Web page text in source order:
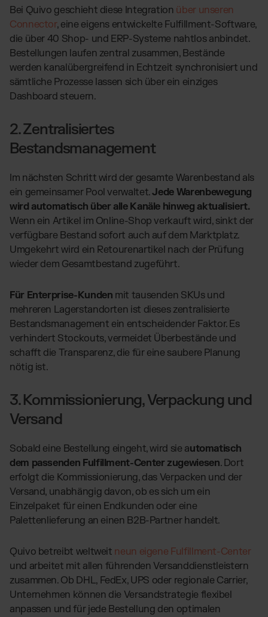
Bei Quivo geschieht diese Integration über unseren
Connector, eine eigens entwickelte Fulfillment-Software,
die über 40 Shop- und ERP-Systeme nahtlos anbindet.
Bestellungen laufen zentral zusammen, Bestände
werden kanalübergreifend in Echtzeit synchronisiert und
sämtliche Prozesse lassen sich über ein einziges
Dashboard steuern.
2. Zentralisiertes
Bestandsmanagement
Im nächsten Schritt wird der gesamte Warenbestand als
ein gemeinsamer Pool verwaltet.Jede Warenbewegung
wird automatisch über alle Kanäle hinweg aktualisiert.
Wenn ein Artikel im Online-Shop verkauft wird, sinkt der
verfügbare Bestand sofort auch auf dem Marktplatz.
Umgekehrt wird ein Retourenartikel nach der Prüfung
wieder dem Gesamtbestand zugeführt.
Für Enterprise-Kunden mit tausenden SKUs und
mehreren Lagerstandorten ist dieses zentralisierte
Bestandsmanagement ein entscheidender Faktor. Es
verhindert Stockouts, vermeidet Überbestände und
schafft die Transparenz, die für eine saubere Planung
nötig ist.
3. Kommissionierung, Verpackung und
Versand
Sobald eine Bestellung eingeht, wird sie automatisch
dem passenden Fulfillment-Center zugewiesen. Dort
erfolgt die Kommissionierung, das Verpacken und der
Versand, unabhängig davon, ob es sich um ein
Einzelpaket für einen Endkunden oder eine
Palettenlieferung an einen B2B-Partner handelt.
Quivo betreibt weltweit neun eigene Fulfillment-Center
und arbeitet mit allen führenden Versanddienstleistern
zusammen. Ob DHL, FedEx, UPS oder regionale Carrier,
Unternehmen können die Versandstrategie flexibel
anpassen und für jede Bestellung den optimalen